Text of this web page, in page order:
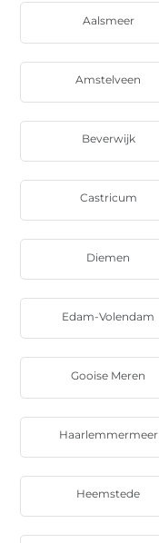
Aalsmeer
Amstelveen
Beverwijk
Castricum
Diemen
Edam-Volendam
Gooise Meren
Haarlemmermeer
Heemstede